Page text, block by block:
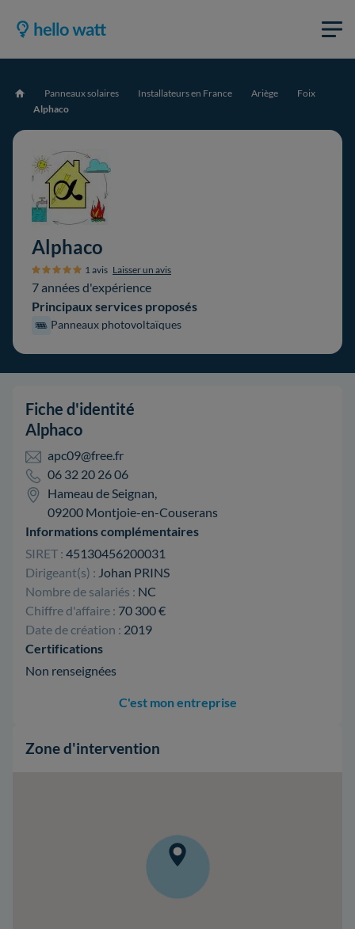
Accueil Panneaux solaires Installateurs en France Ariège
Foix
Alphaco
Alphaco
1 avis Laisser un avis
7 années d'expérience
Principaux services proposés
Panneaux photovoltaïques
Fiche d'identité
Alphaco
apc09@free.fr
06 32 20 26 06
Hameau de Seignan,
09200 Montjoie-en-Couserans
Informations complémentaires
SIRET : 45130456200031
Dirigeant(s) : Johan PRINS
Nombre de salariés : NC
Chiffre d'affaire : 70 300 €
Date de création : 2019
Certifications
Non renseignées
C'est mon entreprise
Zone d'intervention